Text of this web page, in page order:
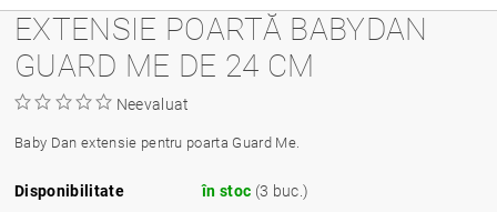
EXTENSIE POARTĂ BABYDAN
GUARD ME DE 24 CM
Neevaluat
Baby Dan extensie pentru poarta Guard Me.
Disponibilitate în stoc (3 buc.)